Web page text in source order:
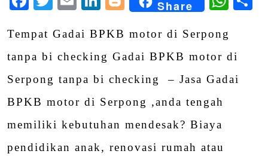
Share
Tempat Gadai BPKB motor di Serpong
tanpa bi checking Gadai BPKB motor di
Serpong tanpa bi checking – Jasa Gadai
BPKB motor di Serpong ,anda tengah
memiliki kebutuhan mendesak? Biaya
pendidikan anak, renovasi rumah atau